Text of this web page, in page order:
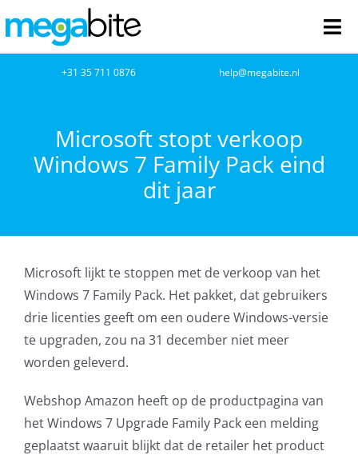
naar
inhoud
Netwerkbeheer
VOIP
Microsoft NCE
Office365
+31 35 711 0876 help@megabite.nl
Microsoft stopt verkoop
Windows 7 Family Pack eind
dit jaar
Microsoft lijkt te stoppen met de verkoop van het
Windows 7 Family Pack. Het pakket, dat gebruikers
drie licenties geeft om een oudere Windows-versie
te upgraden, zou na 31 december niet meer
worden geleverd.
Webshop Amazon heeft op de productpagina van
het Windows 7 Upgrade Family Pack een melding
geplaatst waaruit blijkt dat de retailer het product